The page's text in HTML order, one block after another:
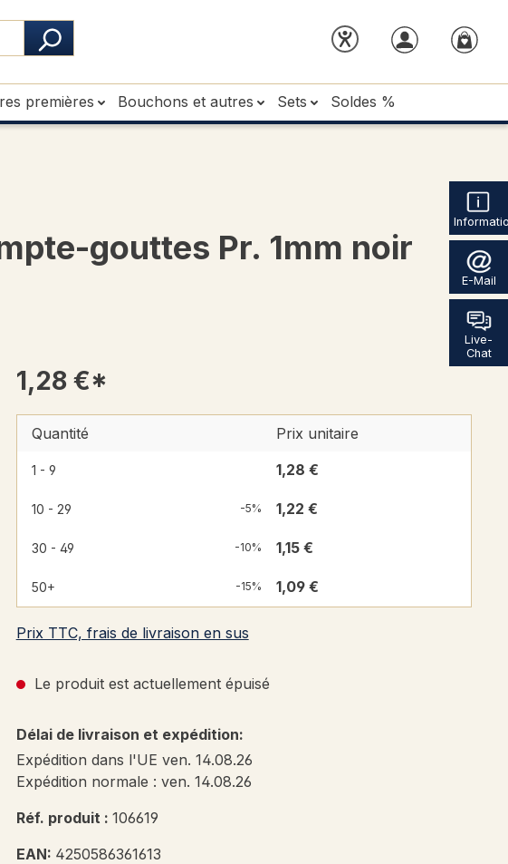
E-Mail
Live-
Chat
premières Bouchons et autres Sets Soldes %
gouttes Pr. 1mm noir
1,28 €*
Quantité Prix unitaire
1 - 9 1,28 €
10 - 29 -5% 1,22 €
30 - 49 -10% 1,15 €
50+ -15% 1,09 €
Prix TTC, frais de livraison en sus
Le produit est actuellement épuisé
Délai de livraison et expédition:
Expédition dans l'UE ven. 14.08.26
Expédition normale : ven. 14.08.26
Réf. produit : 106619
EAN: 4250586361613